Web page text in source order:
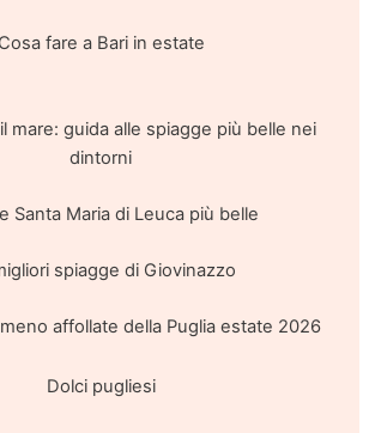
Cosa fare a Bari in estate
mare: guida alle spiagge più belle nei
dintorni
Santa Maria di Leuca più belle
spiagge di Giovinazzo
affollate della Puglia estate 2026
Dolci pugliesi